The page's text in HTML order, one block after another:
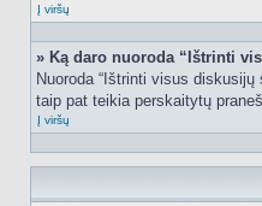
Į viršų
» Ką daro nuoroda “Ištrinti
Nuoroda “Ištrinti visus
taip pat teikia perskaitytų
Į viršų